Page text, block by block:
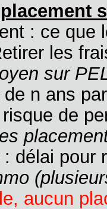
: ce que
les
sur
de n ans
de
: délai
aucun